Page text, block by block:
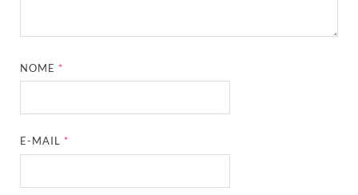
NOME*
E-MAIL*